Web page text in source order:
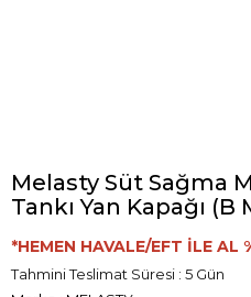
Melasty Süt Sağma
Tankı Yan Kapağı (B
*HEMEN HAVALE/EFT İLE AL
Tahmini Teslimat Süresi : 5 Gün